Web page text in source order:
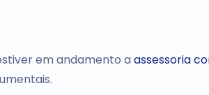
em andamento aassessoria